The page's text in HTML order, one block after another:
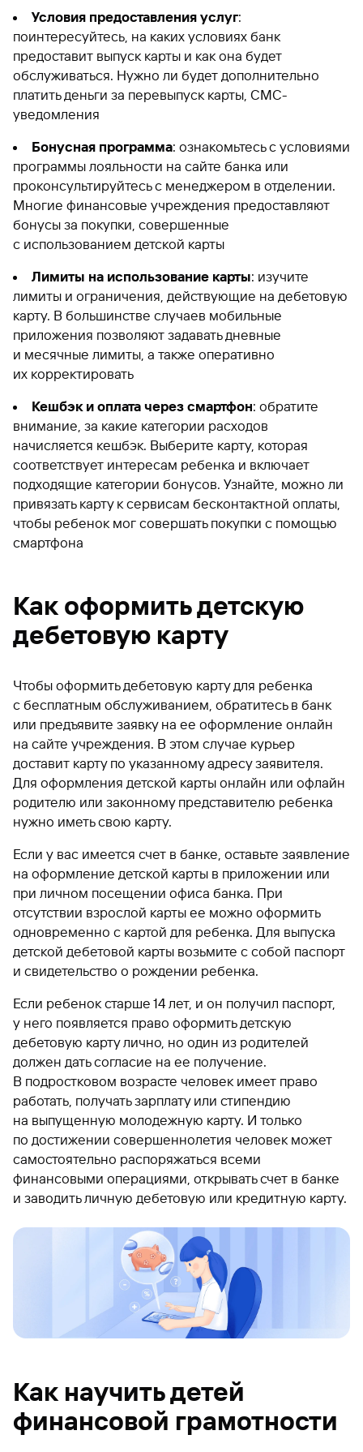
Условия предоставления услуг:
поинтересуйтесь, на каких условиях банк
предоставит выпуск карты и как она будет
обслуживаться. Нужно ли будет дополнительно
платить деньги за перевыпуск карты, СМС-
уведомления
Бонусная программа: ознакомьтесь с условиями
программы лояльности на сайте банка или
проконсультируйтесь с менеджером в отделении.
Многие финансовые учреждения предоставляют
бонусы за покупки, совершенные
с использованием детской карты
Лимиты на использование карты: изучите
лимиты и ограничения, действующие на дебетовую
карту. В большинстве случаев мобильные
приложения позволяют задавать дневные
и месячные лимиты, а также оперативно
их корректировать
Кешбэк и оплата через смартфон: обратите
внимание, за какие категории расходов
начисляется кешбэк. Выберите карту, которая
соответствует интересам ребенка и включает
подходящие категории бонусов. Узнайте, можно ли
привязать карту к сервисам бесконтактной оплаты,
чтобы ребенок мог совершать покупки с помощью
смартфона
Как оформить детскую
дебетовую карту
Чтобы оформить дебетовую карту для ребенка
с бесплатным обслуживанием, обратитесь в банк
или предъявите заявку на ее оформление онлайн
на сайте учреждения. В этом случае курьер
доставит карту по указанному адресу заявителя.
Для оформления детской карты онлайн или офлайн
родителю или законному представителю ребенка
нужно иметь свою карту.
Если у вас имеется счет в банке, оставьте заявление
на оформление детской карты в приложении или
при личном посещении офиса банка. При
отсутствии взрослой карты ее можно оформить
одновременно с картой для ребенка. Для выпуска
детской дебетовой карты возьмите с собой паспорт
и свидетельство о рождении ребенка.
Если ребенок старше 14 лет, и он получил паспорт,
у него появляется право оформить детскую
дебетовую карту лично, но один из родителей
должен дать согласие на ее получение.
В подростковом возрасте человек имеет право
работать, получать зарплату или стипендию
на выпущенную молодежную карту. И только
по достижении совершеннолетия человек может
самостоятельно распоряжаться всеми
финансовыми операциями, открывать счет в банке
и заводить личную дебетовую или кредитную карту.
Как научить детей
финансовой грамотности